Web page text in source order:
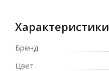
Характеристики
Бренд
Цвет